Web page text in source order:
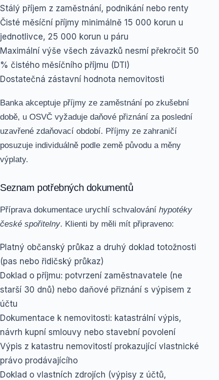
Stálý příjem z zaměstnání, podnikání nebo renty
Čisté měsíční příjmy minimálně 15 000 korun u
jednotlivce, 25 000 korun u páru
Maximální výše všech závazků nesmí překročit 50
% čistého měsíčního příjmu (DTI)
Dostatečná zástavní hodnota nemovitosti
Banka akceptuje příjmy ze zaměstnání po zkušební
době, u OSVČ vyžaduje daňové přiznání za poslední
uzavřené zdaňovací období. Příjmy ze zahraničí
posuzuje individuálně podle země původu a měny
výplaty.
Seznam potřebných dokumentů
Příprava dokumentace urychlí schvalování hypotéky
české spořitelny. Klienti by měli mít připraveno:
Platný občanský průkaz a druhý doklad totožnosti
(pas nebo řidičský průkaz)
Doklad o příjmu: potvrzení zaměstnavatele (ne
starší 30 dnů) nebo daňové přiznání s výpisem z
účtu
Dokumentace k nemovitosti: katastrální výpis,
návrh kupní smlouvy nebo stavební povolení
Výpis z katastru nemovitostí prokazující vlastnické
právo prodávajícího
Doklad o vlastních zdrojích (výpisy z účtů,